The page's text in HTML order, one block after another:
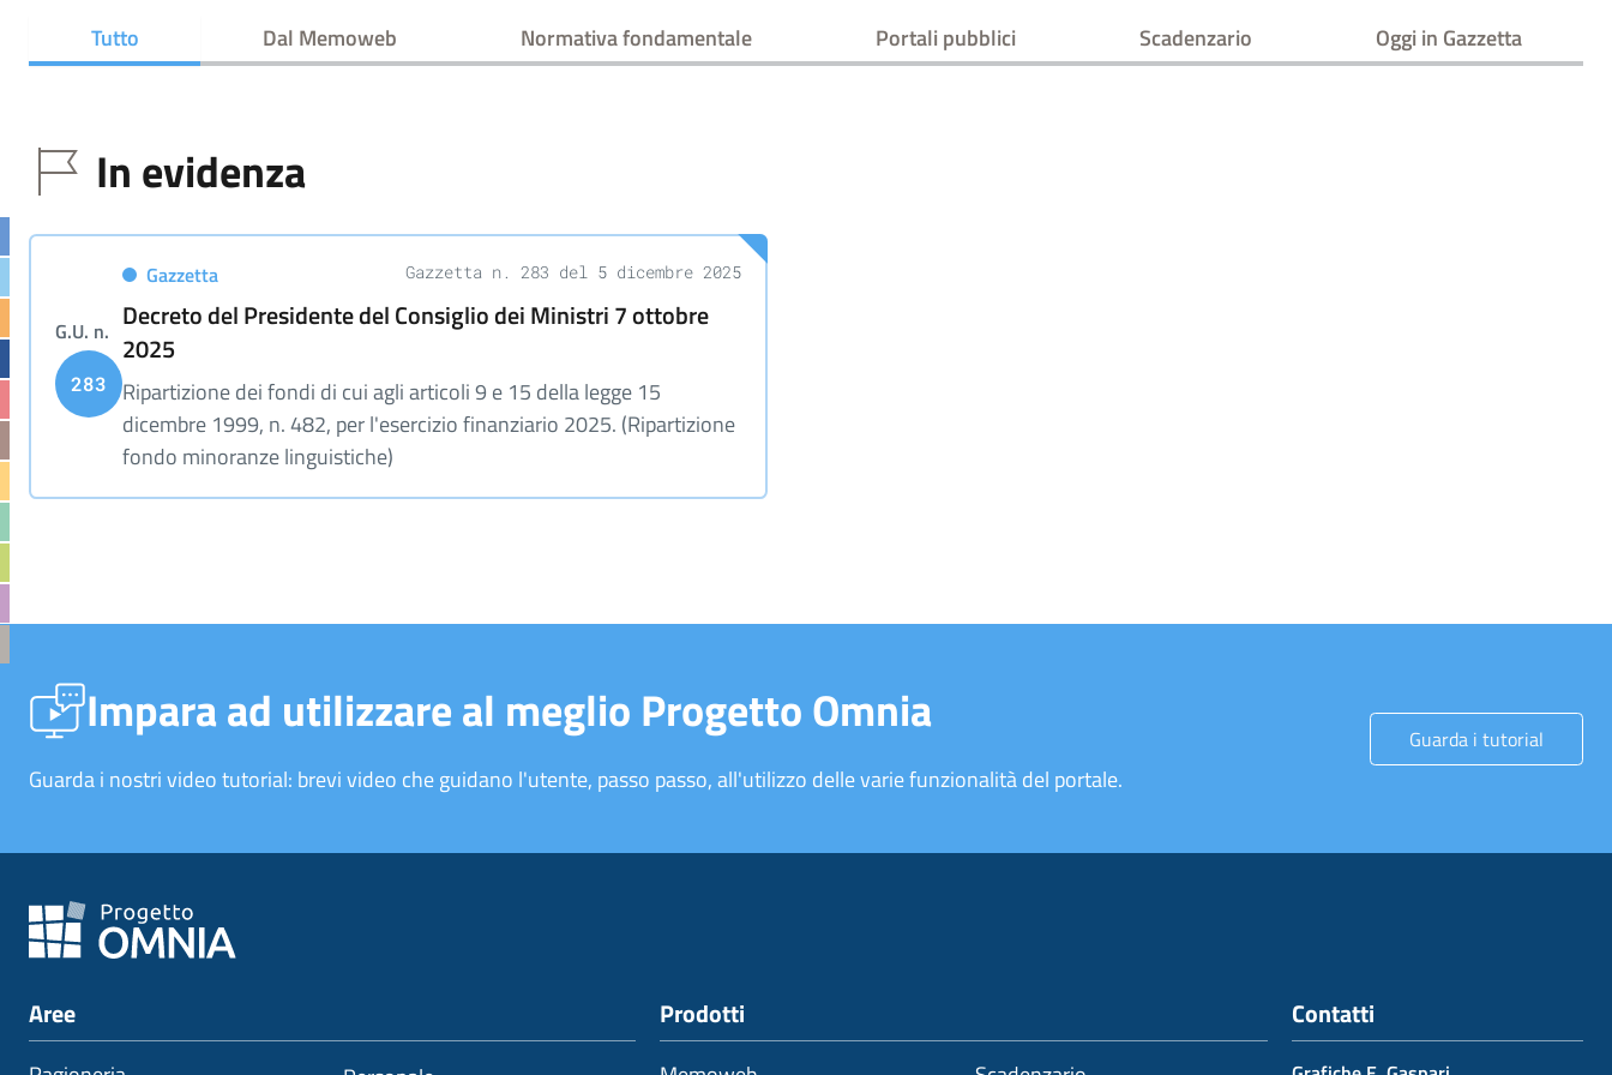
Tutto Dal Memoweb Normativa fondamentale Portali pubblici Scadenzario Oggi in Gazzetta
In evidenza
G.U. n.
283
Gazzetta Gazzetta n. 283 del 5 dicembre 2025
Decreto del Presidente del Consiglio dei Ministri 7 ottobre
2025
Ripartizione dei fondi di cui agli articoli 9 e 15 della legge 15
dicembre 1999, n. 482, per l'esercizio finanziario 2025. (Ripartizione
fondo minoranze linguistiche)
Impara ad utilizzare al meglio Progetto Omnia
Guarda i nostri video tutorial: brevi video che guidano l'utente, passo passo, all'utilizzo delle varie funzionalità del portale.
Guarda i tutorial
Aree Prodotti Contatti